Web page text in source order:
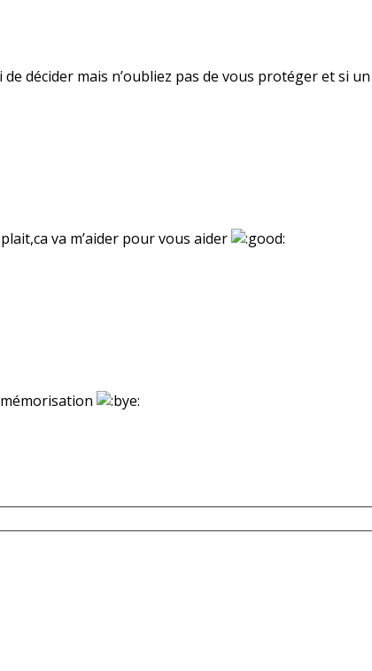
décider mais n’oubliez pas de vous protéger et si
va m’aider pour vous aider